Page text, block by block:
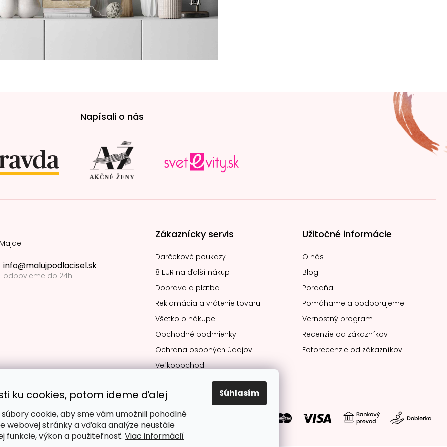
ku cookies, potom ideme ďalej
cookie, aby sme vám umožnili pohodlné
webovej stránky a vďaka analýze neustále
funkcie, výkon a použiteľnosť. Viac informácií
Súhlasím
Napísali o nás
info@malujpodlacisel.sk
odpovieme do 24h
Zákaznícky servis
Darčekové poukazy
8 EUR na ďalší nákup
Doprava a platba
Reklamácia a vrátenie tovaru
Všetko o nákupe
Obchodné podmienky
Ochrana osobných údajov
Veľkoobchod
Užitočné informácie
O nás
Blog
Poradňa
Pomáhame a podporujeme
Vernostný program
Recenzie od zákazníkov
Fotorecenzie od zákazníkov
Obľúbené spôsoby platby: